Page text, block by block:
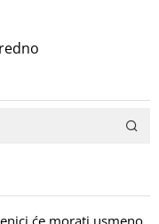
će morati usmeno